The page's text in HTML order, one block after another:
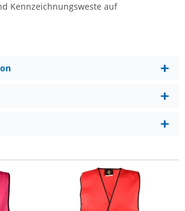
Kennzeichnungsweste auf